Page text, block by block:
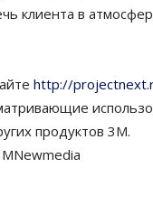
клиента в
http://
продуктов 3M.